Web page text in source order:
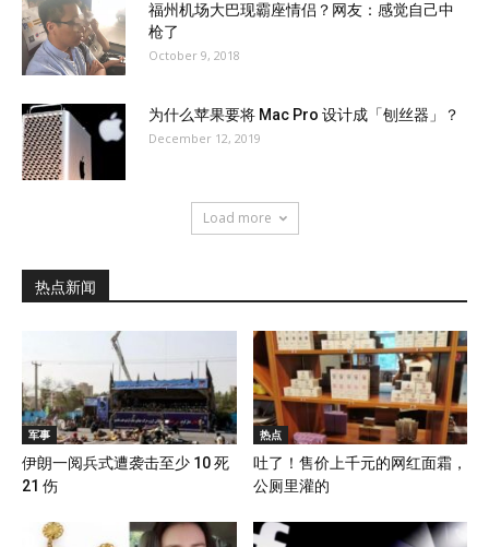
福州机场大巴现霸座情侣？网友：感觉自己中
枪了
October 9, 2018
为什么苹果要将 Mac Pro 设计成「刨丝器」？
December 12, 2019
Load more
热点新闻
军事
伊朗一阅兵式遭袭击至少 10 死
21 伤
热点
吐了！售价上千元的网红面霜，
公厕里灌的